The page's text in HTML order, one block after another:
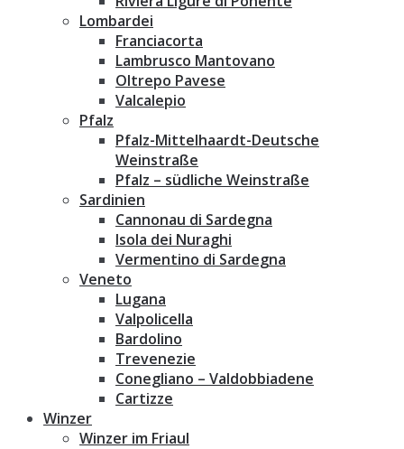
Lombardei
Franciacorta
Lambrusco Mantovano
Oltrepo Pavese
Valcalepio
Pfalz
Pfalz-Mittelhaardt-Deutsche
Weinstraße
Pfalz – südliche Weinstraße
Sardinien
Cannonau di Sardegna
Isola dei Nuraghi
Vermentino di Sardegna
Veneto
Lugana
Valpolicella
Bardolino
Trevenezie
Conegliano – Valdobbiadene
Cartizze
Winzer
Winzer im Friaul